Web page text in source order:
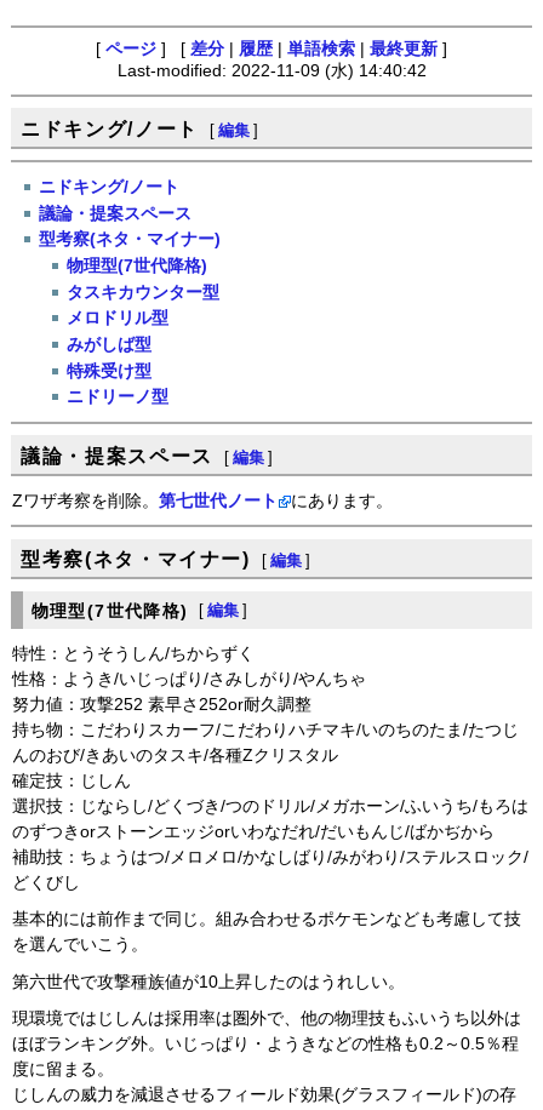
[ ページ ] [ 差分 履歴 単語検索 最終更新 ]
Last-modified: 2022-11-09 (水) 14:40:42
ニドキング/ノート [ 編集 ]
ニドキング/ノート
議論・提案スペース
型考察(ネタ・マイナー)
物理型(7世代降格)
タスキカウンター型
メロドリル型
みがしば型
特殊受け型
ニドリーノ型
議論・提案スペース [ 編集 ]
Zワザ考察を削除。第七世代ノート にあります。
型考察(ネタ・マイナー) [ 編集 ]
物理型(7世代降格) [ 編集 ]
特性：とうそうしん/ちからずく
性格：ようき/いじっぱり/さみしがり/やんちゃ
努力値：攻撃252 素早さ252or耐久調整
持ち物：こだわりスカーフ/こだわりハチマキ/いのちのたま/たつじ
んのおび/きあいのタスキ/各種Zクリスタル
確定技：じしん
選択技：じならし/どくづき/つのドリル/メガホーン/ふいうち/もろは
のずつきorストーンエッジorいわなだれ/だいもんじ/ばかぢから
補助技：ちょうはつ/メロメロ/かなしばり/みがわり/ステルスロック/
どくびし
基本的には前作まで同じ。組み合わせるポケモンなども考慮して技
を選んでいこう。
第六世代で攻撃種族値が10上昇したのはうれしい。
現環境ではじしんは採用率は圏外で、他の物理技もふいうち以外は
ほぼランキング外。いじっぱり・ようきなどの性格も0.2～0.5％程
度に留まる。
じしんの威力を減退させるフィールド効果(グラスフィールド)の存